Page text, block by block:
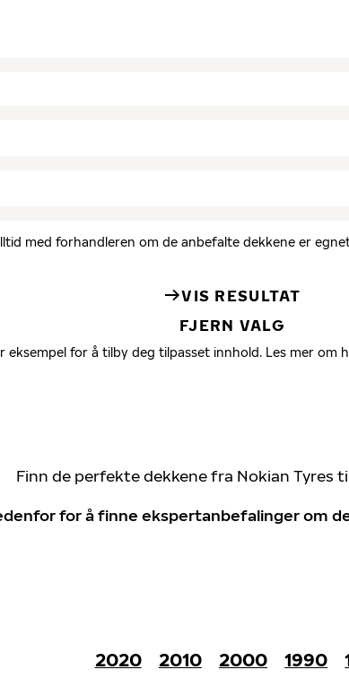
med forhandleren om de anbefalte dekkene er
VIS RESULTAT
FJERN VALG
eksempel for å tilby deg tilpasset innhold. Les mer
Finn de perfekte dekkene fra Nokian Tyres
for å finne ekspertanbefalinger om
2020 2010 2000 1990